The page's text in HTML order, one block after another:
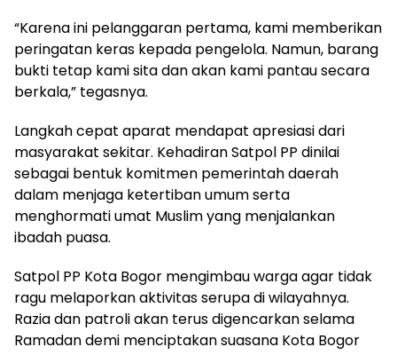
“Karena ini pelanggaran pertama, kami memberikan
peringatan keras kepada pengelola. Namun, barang
bukti tetap kami sita dan akan kami pantau secara
berkala,” tegasnya.
Langkah cepat aparat mendapat apresiasi dari
masyarakat sekitar. Kehadiran Satpol PP dinilai
sebagai bentuk komitmen pemerintah daerah
dalam menjaga ketertiban umum serta
menghormati umat Muslim yang menjalankan
ibadah puasa.
Satpol PP Kota Bogor mengimbau warga agar tidak
ragu melaporkan aktivitas serupa di wilayahnya.
Razia dan patroli akan terus digencarkan selama
Ramadan demi menciptakan suasana Kota Bogor